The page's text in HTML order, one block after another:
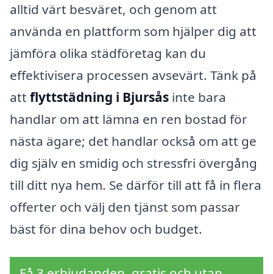
alltid värt besväret, och genom att
använda en plattform som hjälper dig att
jämföra olika städföretag kan du
effektivisera processen avsevärt. Tänk på
att flyttstädning i Bjursås inte bara
handlar om att lämna en ren bostad för
nästa ägare; det handlar också om att ge
dig själv en smidig och stressfri övergång
till ditt nya hem. Se därför till att få in flera
offerter och välj den tjänst som passar
bäst för dina behov och budget.